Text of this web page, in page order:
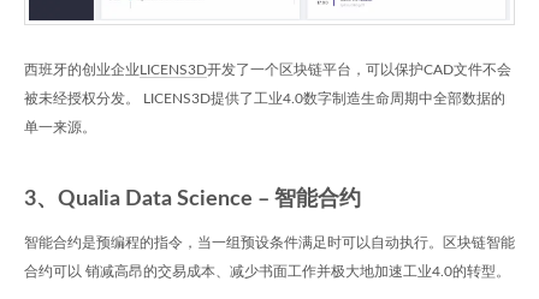
西班牙的创业企业LICENS3D开发了一个区块链平台，可以保护CAD文件不会
被未经授权分发。 LICENS3D提供了工业4.0数字制造生命周期中全部数据的
单一来源。
3、Qualia Data Science – 智能合约
智能合约是预编程的指令，当一组预设条件满足时可以自动执行。区块链智能
合约可以 销减高昂的交易成本、减少书面工作并极大地加速工业4.0的转型。